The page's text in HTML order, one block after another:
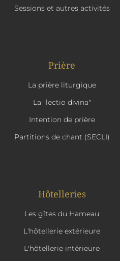
Sessions et autres activités
Prière
La prière liturgique
La "lectio divina"
Intention de prière
Partitions de chant (SECLI)
Hôtelleries
Les gîtes du Hameau
L'hôtellerie extérieure
L'hôtellerie intérieure